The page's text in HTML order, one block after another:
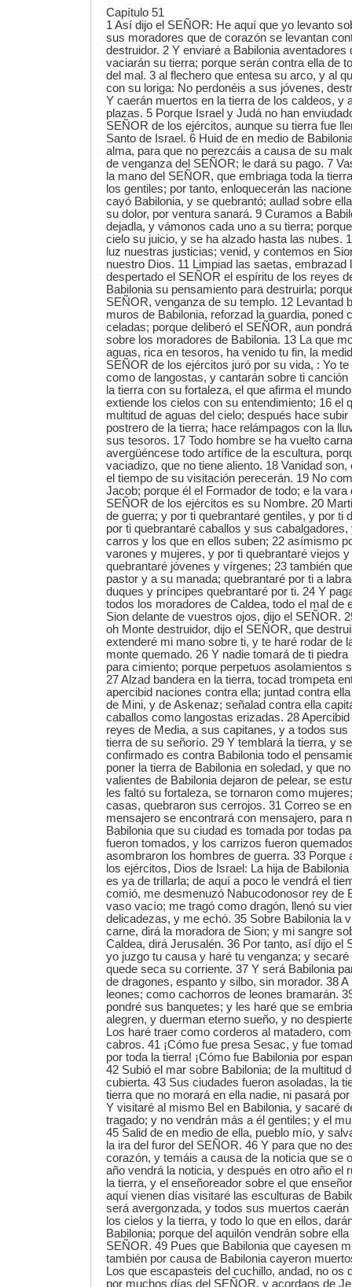
Capítulo 51
1 Así dijo el SEÑOR: He aquí que yo levanto
sus moradores que de corazón se levantan
destruidor. 2 Y enviaré a Babilonia aventadores
vaciarán su tierra; porque serán contra ella de
del mal. 3 al flechero que entesa su arco, y al
con su loriga: No perdonéis a sus jóvenes,
Y caerán muertos en la tierra de los caldeos, y
plazas. 5 Porque Israel y Judá no han
SEÑOR de los ejércitos, aunque su tierra fue
Santo de Israel. 6 Huid de en medio de
alma, para que no perezcáis a causa de su
de venganza del SEÑOR; le dará su pago. 7
la mano del SEÑOR, que embriaga toda la
los gentiles; por tanto, enloquecerán las
cayó Babilonia, y se quebrantó; aullad sobre
su dolor, por ventura sanará. 9 Curamos a
dejadla, y vámonos cada uno a su tierra;
cielo su juicio, y se ha alzado hasta las nubes.
luz nuestras justicias; venid, y contemos en
nuestro Dios. 11 Limpiad las saetas, embrazad
despertado el SEÑOR el espíritu de los reyes
Babilonia su pensamiento para destruirla;
SEÑOR, venganza de su templo. 12 Levantad
muros de Babilonia, reforzad la guardia, poned
celadas; porque deliberó el SEÑOR, aun
sobre los moradores de Babilonia. 13 La que
aguas, rica en tesoros, ha venido tu fin, la
SEÑOR de los ejércitos juró por su vida, : Yo
como de langostas, y cantarán sobre ti canción
la tierra con su fortaleza, el que afirma el
extiende los cielos con su entendimiento; 16 el
multitud de aguas del cielo; después hace subir
postrero de la tierra; hace relámpagos con la
sus tesoros. 17 Todo hombre se ha vuelto
avergüéncese todo artífice de la escultura,
vaciadizo, que no tiene aliento. 18 Vanidad
el tiempo de su visitación perecerán. 19 No
Jacob; porque él el Formador de todo; e la vara
SEÑOR de los ejércitos es su Nombre. 20
de guerra; y por ti quebrantaré gentiles, y por ti
por ti quebrantaré caballos y sus cabalgadores,
carros y los que en ellos suben; 22 asímismo
varones y mujeres, y por ti quebrantaré viejos
quebrantaré jóvenes y vírgenes; 23 también
pastor y a su manada; quebrantaré por ti a
duques y príncipes quebrantaré por ti. 24 Y
todos los moradores de Caldea, todo el mal de
Sion delante de vuestros ojos, dijo el SEÑOR.
oh Monte destruidor, dijo el SEÑOR, que
extenderé mi mano sobre ti, y te haré rodar de
monte quemado. 26 Y nadie tomará de ti
para cimiento; porque perpetuos asolamientos
27 Alzad bandera en la tierra, tocad trompeta
apercibid naciones contra ella; juntad contra
de Mini, y de Askenaz; señalad contra ella
caballos como langostas erizadas. 28
reyes de Media, a sus capitanes, y a todos
tierra de su señorío. 29 Y temblará la tierra, y
confirmado es contra Babilonia todo el
poner la tierra de Babilonia en soledad, y que
valientes de Babilonia dejaron de pelear, se
les faltó su fortaleza, se tornaron como
casas, quebraron sus cerrojos. 31 Correo se
mensajero se encontrará con mensajero, para
Babilonia que su ciudad es tomada por todas
fueron tomados, y los carrizos fueron
asombraron los hombres de guerra. 33 Porque
los ejércitos, Dios de Israel: La hija de
es ya de trillarla; de aquí a poco le vendrá el
comió, me desmenuzó Nabucodonosor rey de
vaso vacío; me tragó como dragón, llenó su
delicadezas, y me echó. 35 Sobre Babilonia la
carne, dirá la moradora de Sion; y mi sangre
Caldea, dirá Jerusalén. 36 Por tanto, así dijo el
yo juzgo tu causa y haré tu venganza; y
quede seca su corriente. 37 Y será Babilonia
de dragones, espanto y silbo, sin morador. 38
leones; como cachorros de leones bramarán.
pondré sus banquetes; y les haré que se
alegren, y duerman eterno sueño, y no
Los haré traer como corderos al matadero,
cabros. 41 ¡Cómo fue presa Sesac, y fue
por toda la tierra! ¡Cómo fue Babilonia por
42 Subió el mar sobre Babilonia; de la multitud
cubierta. 43 Sus ciudades fueron asoladas, la
tierra que no morará en ella nadie, ni pasará
Y visitaré al mismo Bel en Babilonia, y sacaré
tragado; y no vendrán más a él gentiles; y el
45 Salid de en medio de ella, pueblo mío, y
la ira del furor del SEÑOR. 46 Y para que no
corazón, y temáis a causa de la noticia que se
año vendrá la noticia, y después en otro año el
la tierra, y el enseñoreador sobre el que
aquí vienen días visitaré las esculturas de
será avergonzada, y todos sus muertos caerán
los cielos y la tierra, y todo lo que en ellos,
Babilonia; porque del aquilón vendrán sobre
SEÑOR. 49 Pues que Babilonia que cayesen
también por causa de Babilonia cayeron
Los que escapasteis del cuchillo, andad, no os
por muchos días del SEÑOR, y acordaos de